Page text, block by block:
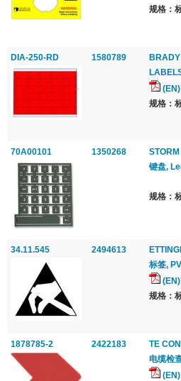
规格：
DIA-250-RD 1580789
BRADY
(EN)
规格：
70A00101 1350268
键盘,
规格：
34.11.545 2494613
标签,
(EN)
规格：
1878785-2 2422183
TE
电缆检
(EN)